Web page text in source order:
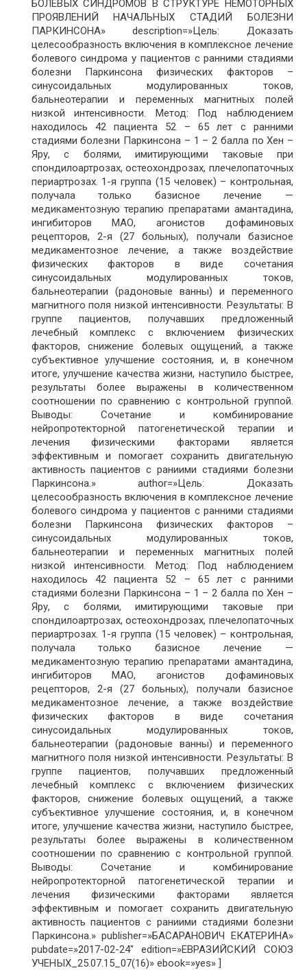
БОЛЕВЫХ СИНДРОМОВ В СТРУКТУРЕ НЕМОТОРНЫХ
ПРОЯВЛЕНИЙ НАЧАЛЬНЫХ СТАДИЙ БОЛЕЗНИ
ПАРКИНСОНА» description=»Цель: Доказать
целесообразность включения в комплексное лечение
болевого синдрома у пациентов с ранними стадиями
болезни Паркинсона физических факторов –
синусоидальных модулированных токов,
бальнеотерапии и переменных магнитных полей
низкой интенсивности. Метод: Под наблюдением
находилось 42 пациента 52 – 65 лет с ранними
стадиями болезни Паркинсона – 1 – 2 балла по Хен –
Яру, с болями, имитирующими таковые при
спондилоартрозах, остеохондрозах, плечелопаточных
периартрозах. 1-я группа (15 человек) – контрольная,
получала только базисное лечение —
медикаментозную терапию препаратами амантадина,
ингибиторов МАО, агонистов дофаминовых
рецепторов, 2-я (27 больных), получали базисное
медикаментозное лечение, а также воздействие
физических факторов в виде сочетания
синусоидальных модулированных токов,
бальнеотерапии (радоновые ванны) и переменного
магнитного поля низкой интенсивности. Результаты: В
группе пациентов, получавших предложенный
лечебный комплекс с включением физических
факторов, снижение болевых ощущений, а также
субъективное улучшение состояния, и, в конечном
итоге, улучшение качества жизни, наступило быстрее,
результаты более выражены в количественном
соотношении по сравнению с контрольной группой.
Выводы: Сочетание и комбинирование
нейропротекторной патогенетической терапии и
лечения физическими факторами является
эффективным и помогает сохранить двигательную
активность пациентов с раниими стадиями болезни
Паркинсона.» author=»Цель: Доказать
целесообразность включения в комплексное лечение
болевого синдрома у пациентов с ранними стадиями
болезни Паркинсона физических факторов –
синусоидальных модулированных токов,
бальнеотерапии и переменных магнитных полей
низкой интенсивности. Метод: Под наблюдением
находилось 42 пациента 52 – 65 лет с ранними
стадиями болезни Паркинсона – 1 – 2 балла по Хен –
Яру, с болями, имитирующими таковые при
спондилоартрозах, остеохондрозах, плечелопаточных
периартрозах. 1-я группа (15 человек) – контрольная,
получала только базисное лечение —
медикаментозную терапию препаратами амантадина,
ингибиторов МАО, агонистов дофаминовых
рецепторов, 2-я (27 больных), получали базисное
медикаментозное лечение, а также воздействие
физических факторов в виде сочетания
синусоидальных модулированных токов,
бальнеотерапии (радоновые ванны) и переменного
магнитного поля низкой интенсивности. Результаты: В
группе пациентов, получавших предложенный
лечебный комплекс с включением физических
факторов, снижение болевых ощущений, а также
субъективное улучшение состояния, и, в конечном
итоге, улучшение качества жизни, наступило быстрее,
результаты более выражены в количественном
соотношении по сравнению с контрольной группой.
Выводы: Сочетание и комбинирование
нейропротекторной патогенетической терапии и
лечения физическими факторами является
эффективным и помогает сохранить двигательную
активность пациентов с раниими стадиями болезни
Паркинсона.» publisher=»БАСАРАНОВИЧ ЕКАТЕРИНА»
pubdate=»2017-02-24″ edition=»ЕВРАЗИЙСКИЙ СОЮЗ
УЧЕНЫХ_25.07.15_07(16)» ebook=»yes» ]